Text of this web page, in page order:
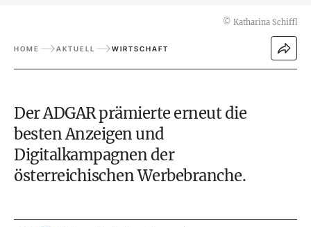
© Katharina Schiffl
HOME AKTUELL WIRTSCHAFT
Der ADGAR prämierte erneut die
besten Anzeigen und
Digitalkampagnen der
österreichischen Werbebranche.